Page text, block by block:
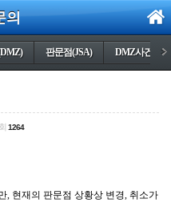
의
판문점(JSA) DMZ사건들 >
1264
, 현재의 판문점 상황상 변경, 취소가